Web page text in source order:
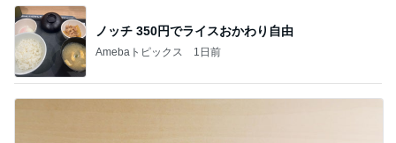
ノッチ 350円でライスおかわり自由
Amebaトピックス 1日前